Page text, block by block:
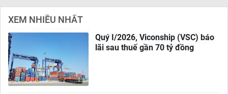
XEM NHIỀU NHẤT
Quý I/2026, Viconship (VSC) báo
lãi sau thuế gần 70 tỷ đồng